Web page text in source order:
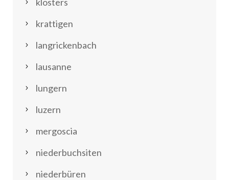
krattigen
langrickenbach
lausanne
lungern
luzern
mergoscia
niederbuchsiten
niederbüren